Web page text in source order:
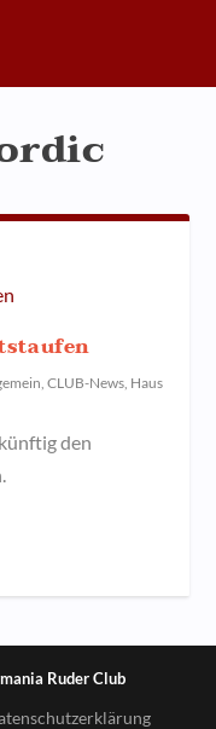
,CLUB-News, Haus
den
Ruder Club